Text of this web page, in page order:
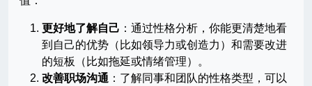
更好地了解自己 ：通过性格分析，你能更清楚地看
到自己的优势（比如领导力或创造力）和需要改进
的短板（比如拖延或情绪管理）。
改善职场沟通 ：了解同事和团队的性格类型，可以